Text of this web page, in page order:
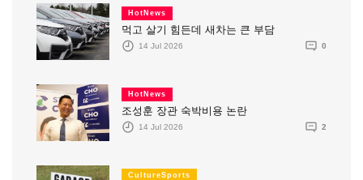
HotNews
먹고 살기 힘든데 새차는 큰 부담
14 Jul 2026 0
HotNews
조성훈 장관 숙박비용 논란
14 Jul 2026 2
CultureSports